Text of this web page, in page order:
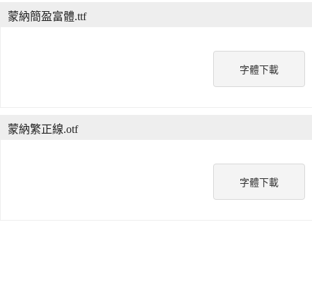
字體下載
蒙納簡盈富體.ttf
字體下載
蒙納繁正線.otf